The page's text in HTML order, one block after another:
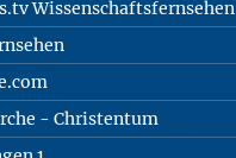
Wissenschaftsfernsehen
- Christentum